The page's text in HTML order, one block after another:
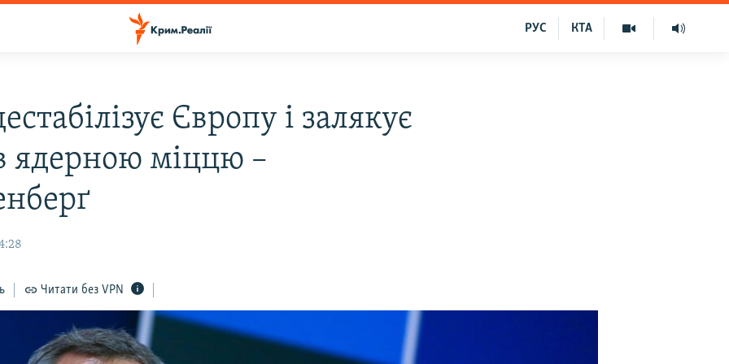
КТА
РУС
Європу і залякує
ядерною міццю –
Читати без VPN